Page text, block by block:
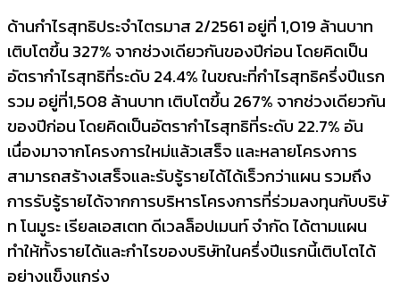
ด้านกำไรสุทธิประจำไตรมาส 2/2561 อยู่ที่ 1,019 ล้านบาท
เติบโตขึ้น 327%จากช่วงเดียวกันของปีก่อน โดยคิดเป็น
อัตรากำไรสุทธิที่ระดับ 24.4%ในขณะที่กำไรสุทธิครึ่งปีแรก
รวม อยู่ที่1,508 ล้านบาท เติบโตขึ้น 267%จากช่วงเดียวกัน
ของปีก่อน โดยคิดเป็นอัตรากำไรสุทธิที่ระดับ 22.7% อัน
เนื่องมาจากโครงการใหม่แล้วเสร็จ และหลายโครงการ
สามารถสร้างเสร็จและรับรู้รายได้ได้เร็วกว่าแผน รวมถึง
การรับรู้รายได้จากการบริหารโครงการที่ร่วมลงทุนกับบริษั
ท โนมูระ เรียลเอสเตท ดีเวลล็อปเมนท์ จำกัด ได้ตามแผน
ทำให้ทั้งรายได้และกำไรของบริษัทในครึ่งปีแรกนี้เติบโตได้
อย่างแข็งแกร่ง